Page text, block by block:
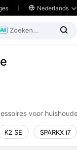
 Nederlands 

K2 SE SPARKX i7